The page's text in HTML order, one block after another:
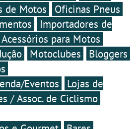
cortinas blackout para os
vidros e acessórios
práticos, como uma mesa
e duas cadeiras, bem
como grelhas de
ventilação para os vidros
laterais dianteiros. Desta
transformado numa
confortável auto-caravana
para duas pessoas.
algumas específicas para
veículos elétricos.
de Motos
Oficinas Pneus
Importadores de
para Motos
Motoclubes
Bloggers
Eventos
Lojas de
/ Assoc. de Ciclismo